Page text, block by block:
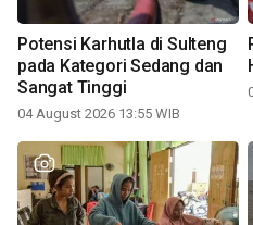
Potensi Karhutla di Sulteng
pada Kategori Sedang dan
Sangat Tinggi
04 August 2026 13:55 WIB